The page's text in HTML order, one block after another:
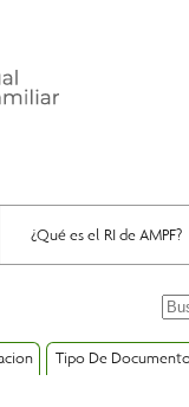
¿Qué es el RI de AMPF?
Tipo De